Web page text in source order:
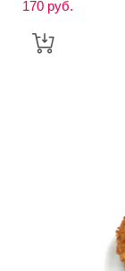
170 pуб.